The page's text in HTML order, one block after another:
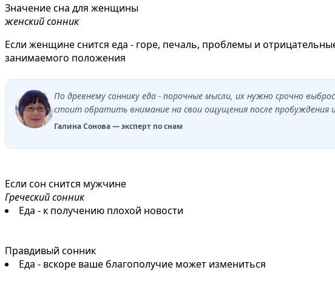
Значение сна для женщины
женский сонник
Если женщине снится еда - горе, печаль, проблемы и
зaнимaeмого положения
По древнему соннику еда - порочные мысли, их нужно срочно
стоит обратить внимание на свои ощущения после пробуждения
Галина Сонова — эксперт по снам
Если сон снится мужчине
Греческий сонник
Еда - к получению плохой новости
Правдивый сонник
Еда - вскоре ваше благополучие может измениться